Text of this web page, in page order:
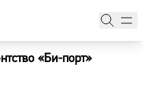
«Би-порт»